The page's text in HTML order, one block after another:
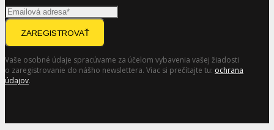
ZAREGISTROVAŤ
Vaše osobné údaje spracúvame za účelom vybavenia vašej žiadosti
o zaregistrovanie do nášho newslettera. Viac si prečítajte tu: ochrana
údajov.